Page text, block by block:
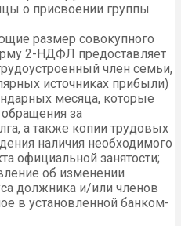
о присвоении группы
размер совокупного
2-НДФЛ предоставляет
член семьи,
источниках прибыли)
месяца, которые
за
а также копии трудовых
наличия необходимого
официальной занятости;
об изменении
должника и/или членов
в установленной банком-